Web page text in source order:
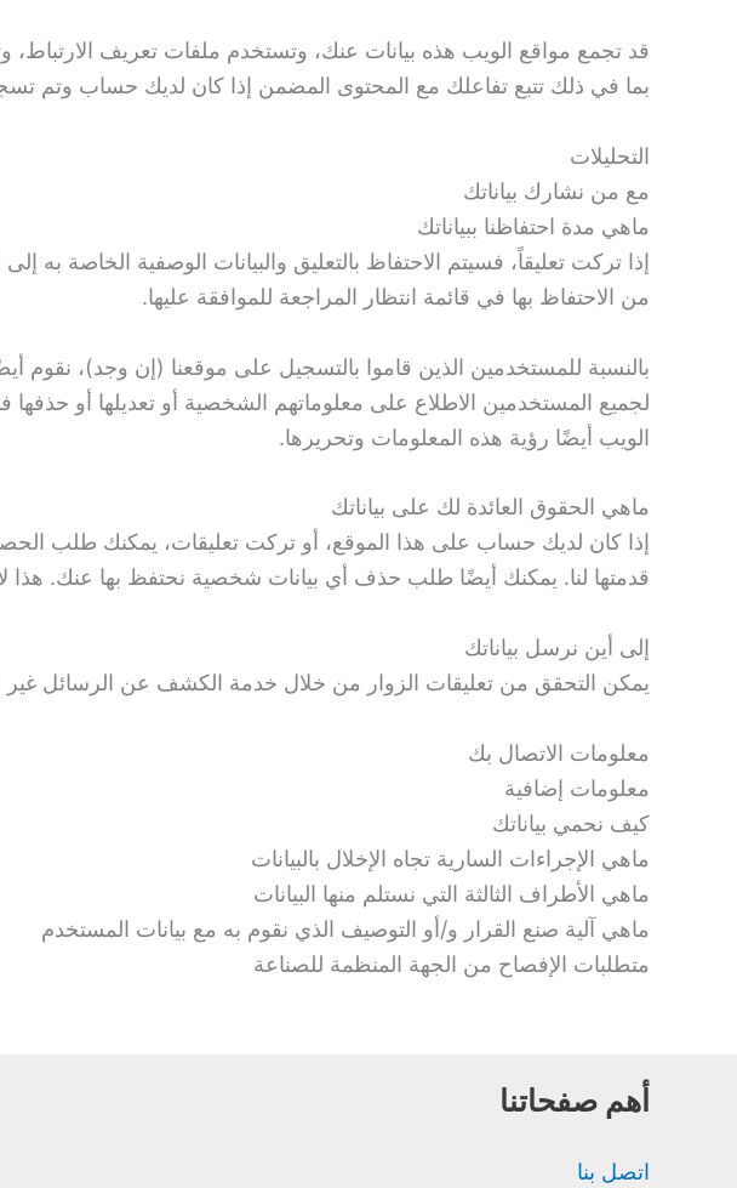
قد تجمع مواقع الويب هذه بيانات عنك، وتستخدم ملفات تعريف الارتباط،
بما في ذلك تتبع تفاعلك مع المحتوى المضمن إذا كان لديك حساب وتم
التحليلات
مع من نشارك بياناتك
ماهي مدة احتفاظنا ببياناتك
إذا تركت تعليقاً، فسيتم الاحتفاظ بالتعليق والبيانات الوصفية الخاصة به
من الاحتفاظ بها في قائمة انتظار المراجعة للموافقة عليها.
بالنسبة للمستخدمين الذين قاموا بالتسجيل على موقعنا (إن وجد)،
لجميع المستخدمين الاطلاع على معلوماتهم الشخصية أو تعديلها أو
الويب أيضًا رؤية هذه المعلومات وتحريرها.
ماهي الحقوق العائدة لك على بياناتك
إذا كان لديك حساب على هذا الموقع، أو تركت تعليقات، يمكنك طلب
قدمتها لنا. يمكنك أيضًا طلب حذف أي بيانات شخصية نحتفظ بها عنك. هذا
إلى أين نرسل بياناتك
يمكن التحقق من تعليقات الزوار من خلال خدمة الكشف عن الرسائل غير
معلومات الاتصال بك
معلومات إضافية
كيف نحمي بياناتك
ماهي الإجراءات السارية تجاه الإخلال بالبيانات
ماهي الأطراف الثالثة التي نستلم منها البيانات
ماهي آلية صنع القرار و/أو التوصيف الذي نقوم به مع بيانات المستخدم
متطلبات الإفصاح من الجهة المنظمة للصناعة
أهم صفحاتنا
اتصل بنا